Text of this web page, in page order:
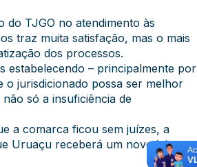
do TJGO no atendimento às
traz muita satisfação, mas o mais
dos processos.
estabelecendo – principalmente por
o jurisdicionado possa ser melhor
só a insuficiência de
a comarca ficou sem juízes, a
Uruaçu receberá um novo juiz, no